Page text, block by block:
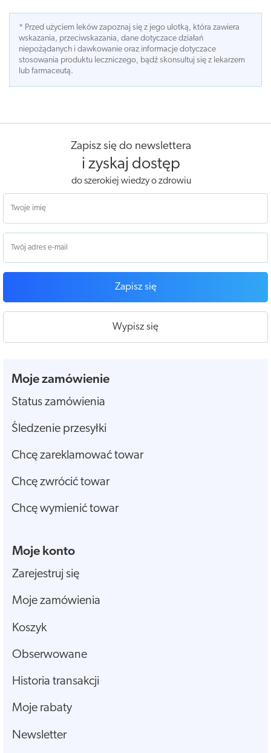
* Przed użyciem leków zapoznaj się z jego ulotką, która zawiera
wskazania, przeciwskazania, dane dotyczace działań
niepożądanych i dawkowanie oraz informacje dotyczace
stosowania produktu leczniczego, bądź skonsultuj się z lekarzem
lub farmaceutą.
Zapisz się do newslettera
i zyskaj dostęp
do szerokiej wiedzy o zdrowiu
Zapisz się
Wypisz się
Moje zamówienie
Status zamówienia
Śledzenie przesyłki
Chcę zareklamować towar
Chcę zwrócić towar
Chcę wymienić towar
Moje konto
Zarejestruj się
Moje zamówienia
Koszyk
Obserwowane
Historia transakcji
Moje rabaty
Newsletter